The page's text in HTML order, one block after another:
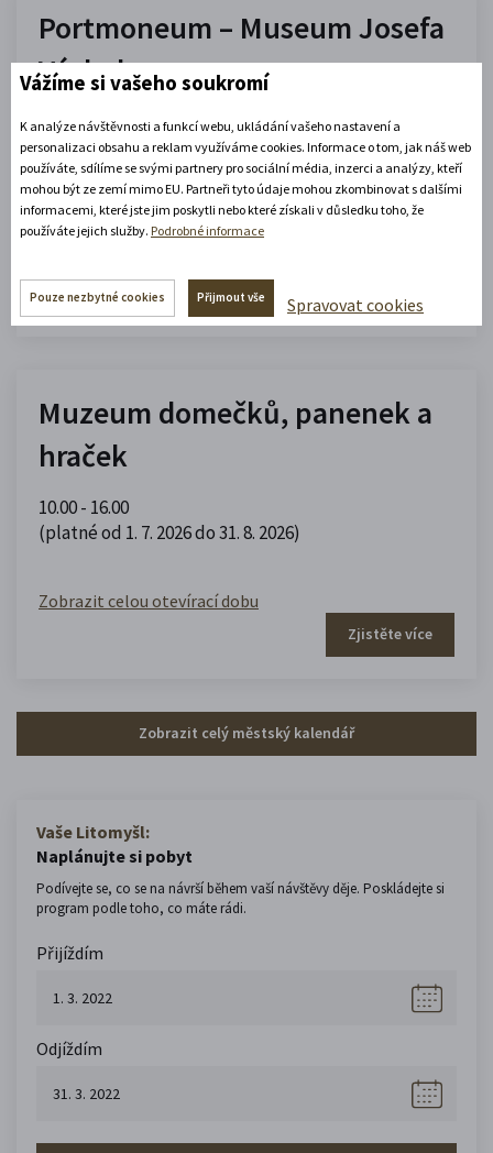
Portmoneum – Museum Josefa
Váchala
Portmoneum
09.00 - 12.00,13.00 - 17.00
(platné od 1. 5. 2026 do 30. 9. 2026)
Muzeum domečků, panenek a
hraček
10.00 - 16.00
(platné od 1. 7. 2026 do 31. 8. 2026)
Zobrazit celou otevírací dobu
Zjistěte více
Zobrazit celý městský kalendář
Vaše Litomyšl:
Naplánujte si pobyt
Podívejte se, co se na návrší během vaší návštěvy děje. Poskládejte si
program podle toho, co máte rádi.
Přijíždím
Odjíždím
Vážíme si vašeho soukromí
K analýze návštěvnosti a funkcí webu, ukládání vašeho nastavení a
personalizaci obsahu a reklam využíváme cookies. Informace o tom, jak náš web
používáte, sdílíme se svými partnery pro sociální média, inzerci a analýzy, kteří
mohou být ze zemí mimo EU. Partneři tyto údaje mohou zkombinovat s dalšími
informacemi, které jste jim poskytli nebo které získali v důsledku toho, že
používáte jejich služby. Podrobné informace
Pouze nezbytné cookies Přijmout vše Spravovat cookies